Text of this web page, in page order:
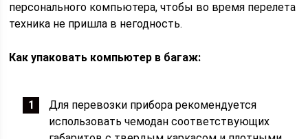
персонального компьютера, чтобы во время перелета
техника не пришла в негодность.
Как упаковать компьютер в багаж:
Для перевозки прибора рекомендуется
использовать чемодан соответствующих